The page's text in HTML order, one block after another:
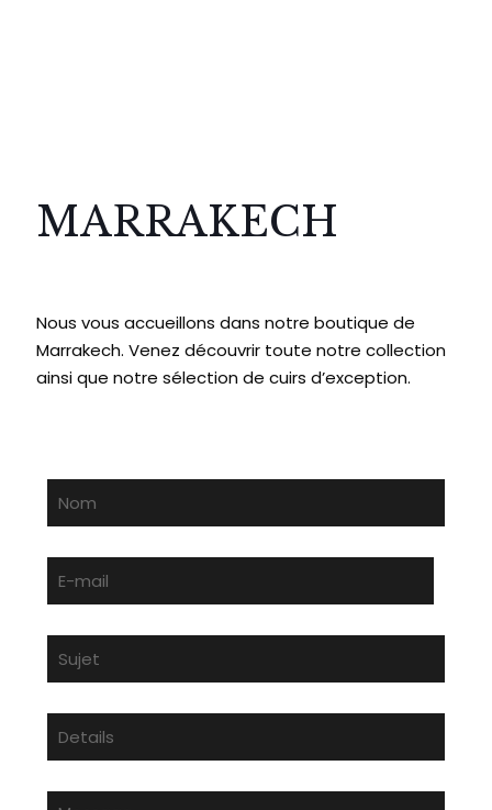
MARRAKECH
Nous vous accueillons dans notre boutique de
Marrakech. Venez découvrir toute notre collection
ainsi que notre sélection de cuirs d’exception.